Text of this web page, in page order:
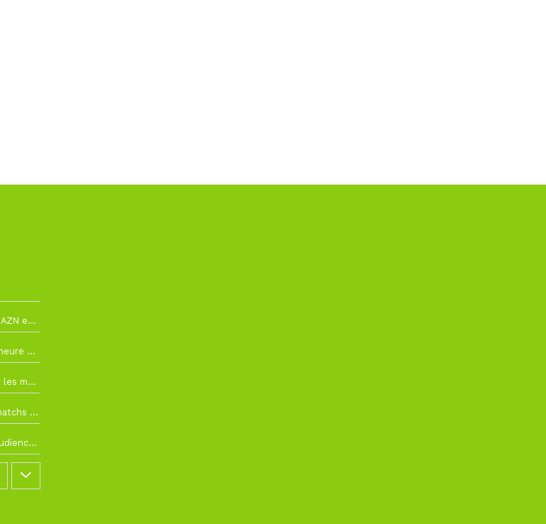
La Liga change de diffuseur : DAZN et Disney+ remplacent beIN Sports !
RC Lens – Villarreal : à quelle heure et sur quelle chaîne voir la finale de la Como Cup ?
Como Cup : comment regarder les matchs du RC Lens en direct ?
Ligue 1+ diffusera plus de 30 matchs amicaux avant la reprise de la Ligue 1
Coupe du monde 2026 : des audiences record, mais M6 devrait perdre très gros !